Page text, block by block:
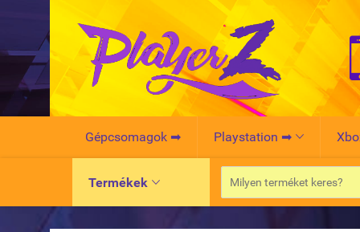
Gépcsomagok ➡ Playstation ➡ 
Termékek 